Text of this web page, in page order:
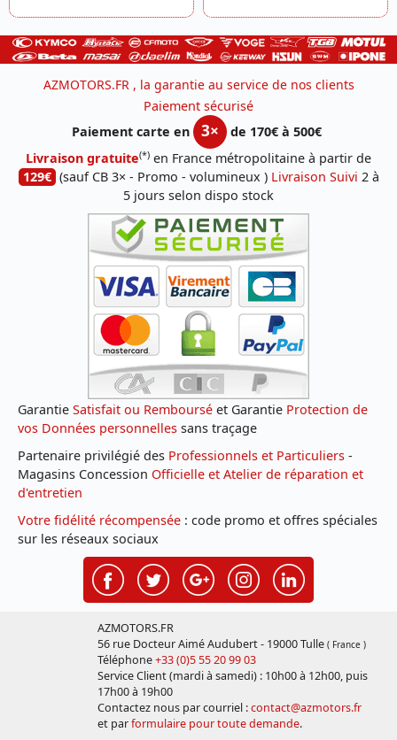
AZMOTORS.FR , la garantie au service de nos clients
Paiement sécurisé
Paiement carte en
3×
de 170€ à 500€
Livraison gratuite(*) en France métropolitaine à partir de
129€ (sauf CB 3× - Promo - volumineux ) Livraison Suivi 2 à
5 jours selon dispo stock
Garantie Satisfait ou Remboursé et Garantie Protection de
vos Données personnelles sans traçage
Partenaire privilégié des Professionnels et Particuliers -
Magasins Concession Officielle et Atelier de réparation et
d'entretien
Votre fidélité récompensée : code promo et offres spéciales
sur les réseaux sociaux
AZMOTORS.FR
56 rue Docteur Aimé Audubert - 19000 Tulle ( France )
Téléphone+33 (0)5 55 20 99 03
Service Client (mardi à samedi) : 10h00 à 12h00, puis
17h00 à 19h00
Contactez nous par courriel :contact@azmotors.fr
et parformulaire pour toute demande.